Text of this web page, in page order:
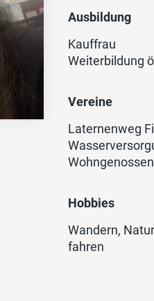
Ausbildung
Kauffrau
Weiterbildung
Vereine
Laternenweg
Hobbies
Wandern,
fahren